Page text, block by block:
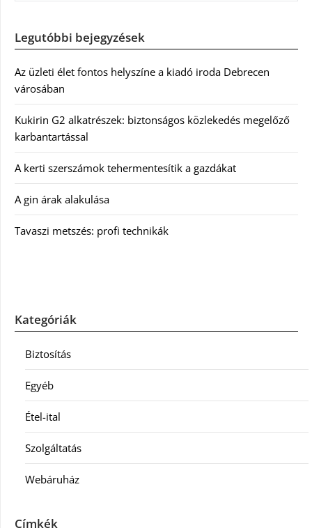
Legutóbbi bejegyzések
Az üzleti élet fontos helyszíne a kiadó iroda Debrecen
városában
Kukirin G2 alkatrészek: biztonságos közlekedés megelőző
karbantartással
A kerti szerszámok tehermentesítik a gazdákat
A gin árak alakulása
Tavaszi metszés: profi technikák
Kategóriák
Biztosítás
Egyéb
Étel-ital
Szolgáltatás
Webáruház
Címkék